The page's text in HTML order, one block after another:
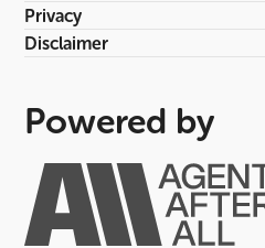
Privacy
Disclaimer
Powered by